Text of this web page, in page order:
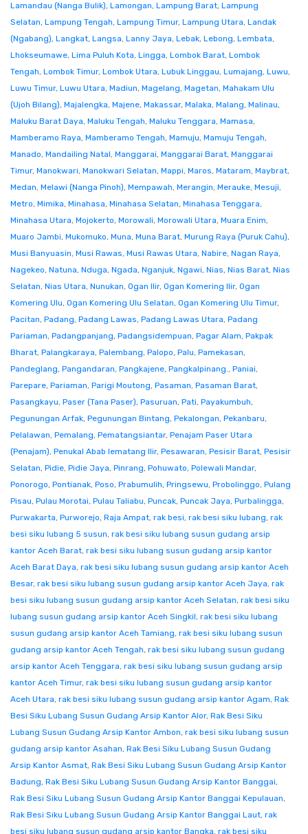
Lamandau (Nanga Bulik), Lamongan, Lampung Barat, Lampung
Selatan, Lampung Tengah, Lampung Timur, Lampung Utara, Landak
(Ngabang), Langkat, Langsa, Lanny Jaya, Lebak, Lebong, Lembata,
Lhokseumawe, Lima Puluh Kota, Lingga, Lombok Barat, Lombok
Tengah, Lombok Timur, Lombok Utara, Lubuk Linggau, Lumajang, Luwu,
Luwu Timur, Luwu Utara, Madiun, Magelang, Magetan, Mahakam Ulu
(Ujoh Bilang), Majalengka, Majene, Makassar, Malaka, Malang, Malinau,
Maluku Barat Daya, Maluku Tengah, Maluku Tenggara, Mamasa,
Mamberamo Raya, Mamberamo Tengah, Mamuju, Mamuju Tengah,
Manado, Mandailing Natal, Manggarai, Manggarai Barat, Manggarai
Timur, Manokwari, Manokwari Selatan, Mappi, Maros, Mataram, Maybrat,
Medan, Melawi (Nanga Pinoh), Mempawah, Merangin, Merauke, Mesuji,
Metro, Mimika, Minahasa, Minahasa Selatan, Minahasa Tenggara,
Minahasa Utara, Mojokerto, Morowali, Morowali Utara, Muara Enim,
Muaro Jambi, Mukomuko, Muna, Muna Barat, Murung Raya (Puruk Cahu),
Musi Banyuasin, Musi Rawas, Musi Rawas Utara, Nabire, Nagan Raya,
Nagekeo, Natuna, Nduga, Ngada, Nganjuk, Ngawi, Nias, Nias Barat, Nias
Selatan, Nias Utara, Nunukan, Ogan Ilir, Ogan Komering Ilir, Ogan
Komering Ulu, Ogan Komering Ulu Selatan, Ogan Komering Ulu Timur,
Pacitan, Padang, Padang Lawas, Padang Lawas Utara, Padang
Pariaman, Padangpanjang, Padangsidempuan, Pagar Alam, Pakpak
Bharat, Palangkaraya, Palembang, Palopo, Palu, Pamekasan,
Pandeglang, Pangandaran, Pangkajene, Pangkalpinang., Paniai,
Parepare, Pariaman, Parigi Moutong, Pasaman, Pasaman Barat,
Pasangkayu, Paser (Tana Paser), Pasuruan, Pati, Payakumbuh,
Pegunungan Arfak, Pegunungan Bintang, Pekalongan, Pekanbaru,
Pelalawan, Pemalang, Pematangsiantar, Penajam Paser Utara
(Penajam), Penukal Abab lematang Ilir, Pesawaran, Pesisir Barat, Pesisir
Selatan, Pidie, Pidie Jaya, Pinrang, Pohuwato, Polewali Mandar,
Ponorogo, Pontianak, Poso, Prabumulih, Pringsewu, Probolinggo, Pulang
Pisau, Pulau Morotai, Pulau Taliabu, Puncak, Puncak Jaya, Purbalingga,
Purwakarta, Purworejo, Raja Ampat, rak besi, rak besi siku lubang, rak
besi siku lubang 5 susun, rak besi siku lubang susun gudang arsip
kantor Aceh Barat, rak besi siku lubang susun gudang arsip kantor
Aceh Barat Daya, rak besi siku lubang susun gudang arsip kantor Aceh
Besar, rak besi siku lubang susun gudang arsip kantor Aceh Jaya, rak
besi siku lubang susun gudang arsip kantor Aceh Selatan, rak besi siku
lubang susun gudang arsip kantor Aceh Singkil, rak besi siku lubang
susun gudang arsip kantor Aceh Tamiang, rak besi siku lubang susun
gudang arsip kantor Aceh Tengah, rak besi siku lubang susun gudang
arsip kantor Aceh Tenggara, rak besi siku lubang susun gudang arsip
kantor Aceh Timur, rak besi siku lubang susun gudang arsip kantor
Aceh Utara, rak besi siku lubang susun gudang arsip kantor Agam, Rak
Besi Siku Lubang Susun Gudang Arsip Kantor Alor, Rak Besi Siku
Lubang Susun Gudang Arsip Kantor Ambon, rak besi siku lubang susun
gudang arsip kantor Asahan, Rak Besi Siku Lubang Susun Gudang
Arsip Kantor Asmat, Rak Besi Siku Lubang Susun Gudang Arsip Kantor
Badung, Rak Besi Siku Lubang Susun Gudang Arsip Kantor Banggai,
Rak Besi Siku Lubang Susun Gudang Arsip Kantor Banggai Kepulauan,
Rak Besi Siku Lubang Susun Gudang Arsip Kantor Banggai Laut, rak
besi siku lubang susun gudang arsip kantor Bangka, rak besi siku